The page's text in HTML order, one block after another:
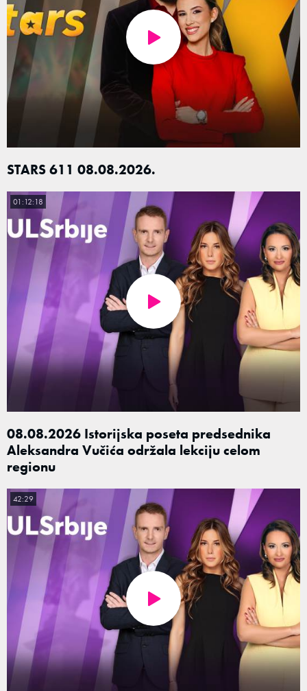
STARS 611 08.08.2026.
08.08.2026 Istorijska poseta predsednika
Aleksandra Vučića održala lekciju celom
regionu
01:12:18
42:29